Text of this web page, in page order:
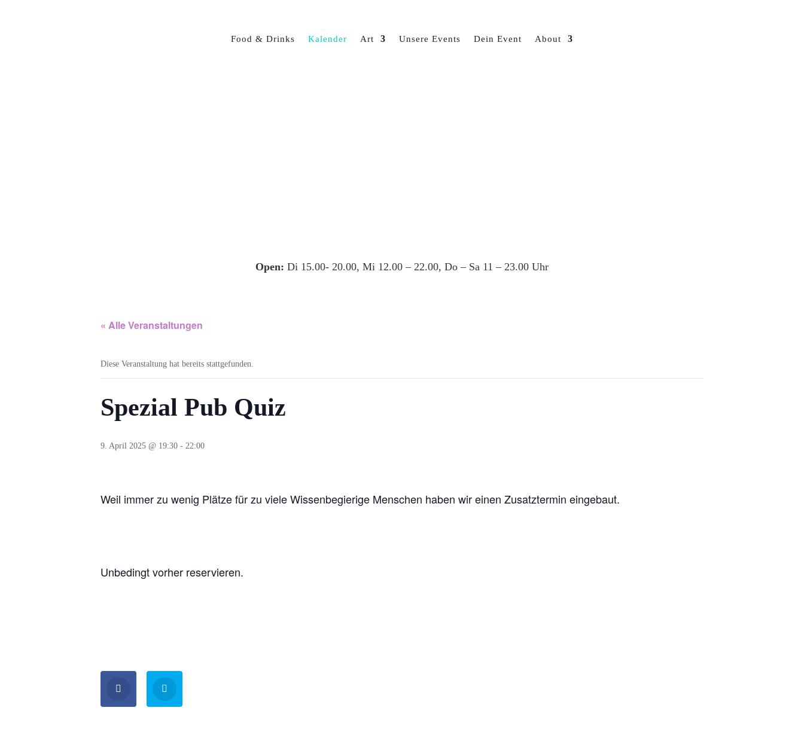
Food & Drinks Kalender Art Unsere Events Dein Event About
Open: Di 15.00- 20.00, Mi 12.00 – 22.00, Do – Sa 11 – 23.00 Uhr
« Alle Veranstaltungen
Diese Veranstaltung hat bereits stattgefunden.
Spezial Pub Quiz
9. April 2025 @ 19:30 - 22:00
Weil immer zu wenig Plätze für zu viele Wissenbegierige Menschen haben wir einen Zusatztermin eingebaut.
Unbedingt vorher reservieren.